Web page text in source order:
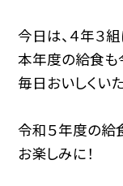
今日は、４年３
本年度の給食も
毎日おいしくい
令和５年度の給
お楽しみに！